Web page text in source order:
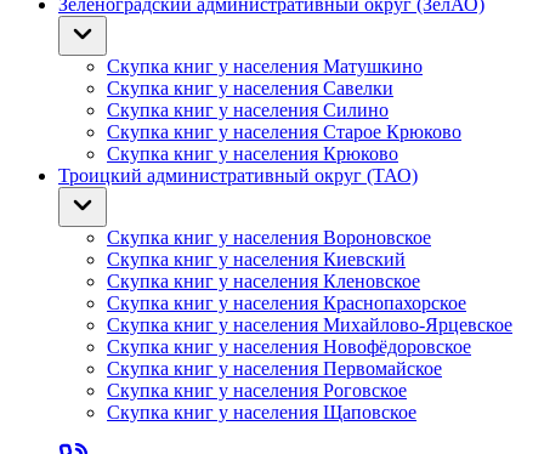
Зеленоградский административный округ (ЗелАО)
Скупка книг у населения Матушкино
Скупка книг у населения Савелки
Скупка книг у населения Силино
Скупка книг у населения Старое Крюково
Скупка книг у населения Крюково
Троицкий административный округ (ТАО)
Скупка книг у населения Вороновское
Скупка книг у населения Киевский
Скупка книг у населения Кленовское
Скупка книг у населения Краснопахорское
Скупка книг у населения Михайлово-Ярцевское
Скупка книг у населения Новофёдоровское
Скупка книг у населения Первомайское
Скупка книг у населения Роговское
Скупка книг у населения Щаповское